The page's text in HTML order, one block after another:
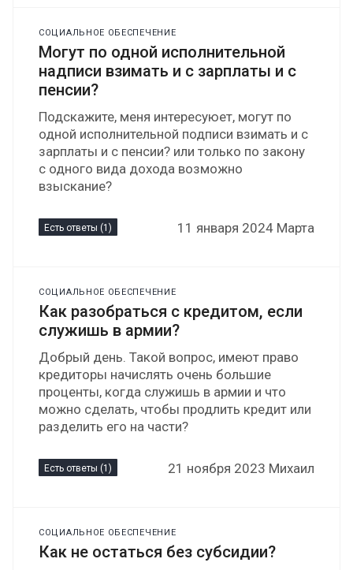
СОЦИАЛЬНОЕ ОБЕСПЕЧЕНИЕ
Могут по одной исполнительной
надписи взимать и с зарплаты и с
пенсии?
Подскажите, меня интересуюет, могут по
одной исполнительной подписи взимать и с
зарплаты и с пенсии? или только по закону
с одного вида дохода возможно
взыскание?
Есть ответы (1) 11 января 2024 Марта
СОЦИАЛЬНОЕ ОБЕСПЕЧЕНИЕ
Как разобраться с кредитом, если
служишь в армии?
Добрый день. Такой вопрос, имеют право
кредиторы начислять очень большие
проценты, когда служишь в армии и что
можно сделать, чтобы продлить кредит или
разделить его на части?
Есть ответы (1) 21 ноября 2023 Михаил
СОЦИАЛЬНОЕ ОБЕСПЕЧЕНИЕ
Как не остаться без субсидии?